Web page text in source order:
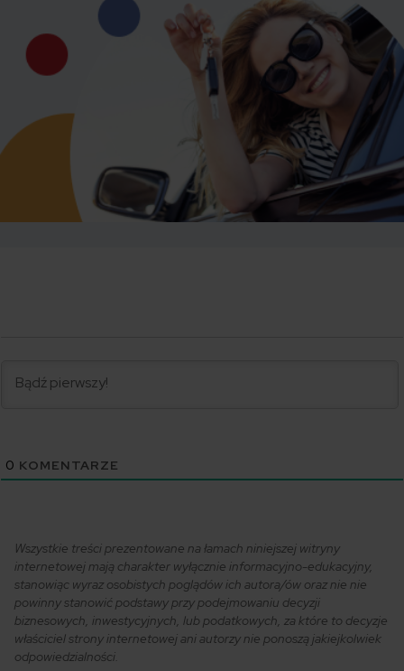
0 KOMENTARZE
Wszystkie treści prezentowane na łamach niniejszej witryny
internetowej mają charakter wyłącznie informacyjno-edukacyjny,
stanowiąc wyraz osobistych poglądów ich autora/ów oraz nie nie
powinny stanowić podstawy przy podejmowaniu decyzji
biznesowych, inwestycyjnych, lub podatkowych, za które to decyzje
właściciel strony internetowej ani autorzy nie ponoszą jakiejkolwiek
odpowiedzialności.